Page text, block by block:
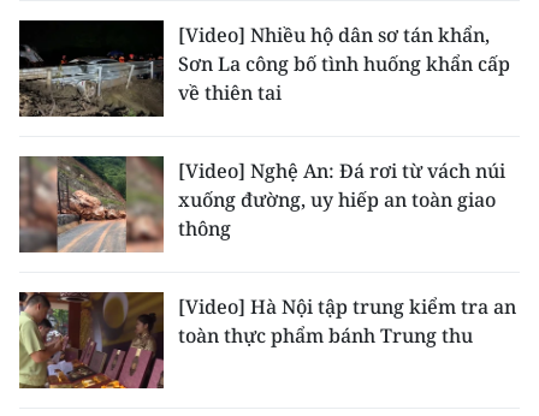
Đồng bằng sông Hồng
Bắc Trung Bộ
Duyên hải Nam Trung Bộ và Tây
Nguyên
Đông Nam Bộ
Đồng bằng sông Cửu Long
Chuyên trang Hà Nội
[Video] Nhiều hộ dân sơ tán khẩn,
Sơn La công bố tình huống khẩn cấp
về thiên tai
[Video] Nghệ An: Đá rơi từ vách núi
xuống đường, uy hiếp an toàn giao
thông
[Video] Hà Nội tập trung kiểm tra an
toàn thực phẩm bánh Trung thu